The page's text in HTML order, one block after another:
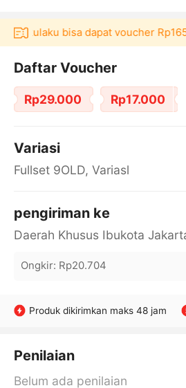
Akulaku bisa dapat voucher
Daftar Voucher
Rp29.000 Rp17.000
Variasi
Fullset 9OLD, Variasl
pengiriman ke
Ongkir: Rp20.704
Produk dikirimkan maks 48 jam
Penilaian
Belum ada penilaian